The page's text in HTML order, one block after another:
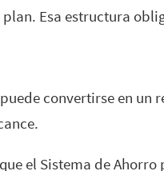
Esa estructura
convertirse en un
el Sistema de